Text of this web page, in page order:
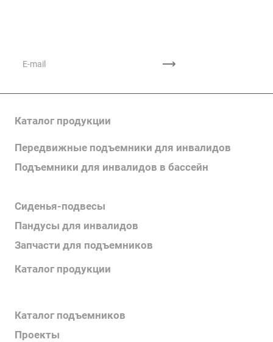
Каталог продукции
Передвижные подъемники для инвалидов
Подъемники для инвалидов в бассейн
Сиденья-подвесы
Пандусы для инвалидов
Запчасти для подъемников
Каталог продукции
Каталог подъемников
Проекты